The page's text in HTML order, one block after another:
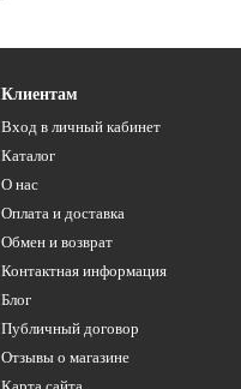
Клиентам
Вход в личный кабинет
Каталог
О нас
Оплата и доставка
Обмен и возврат
Контактная информация
Блог
Публичный договор
Отзывы о магазине